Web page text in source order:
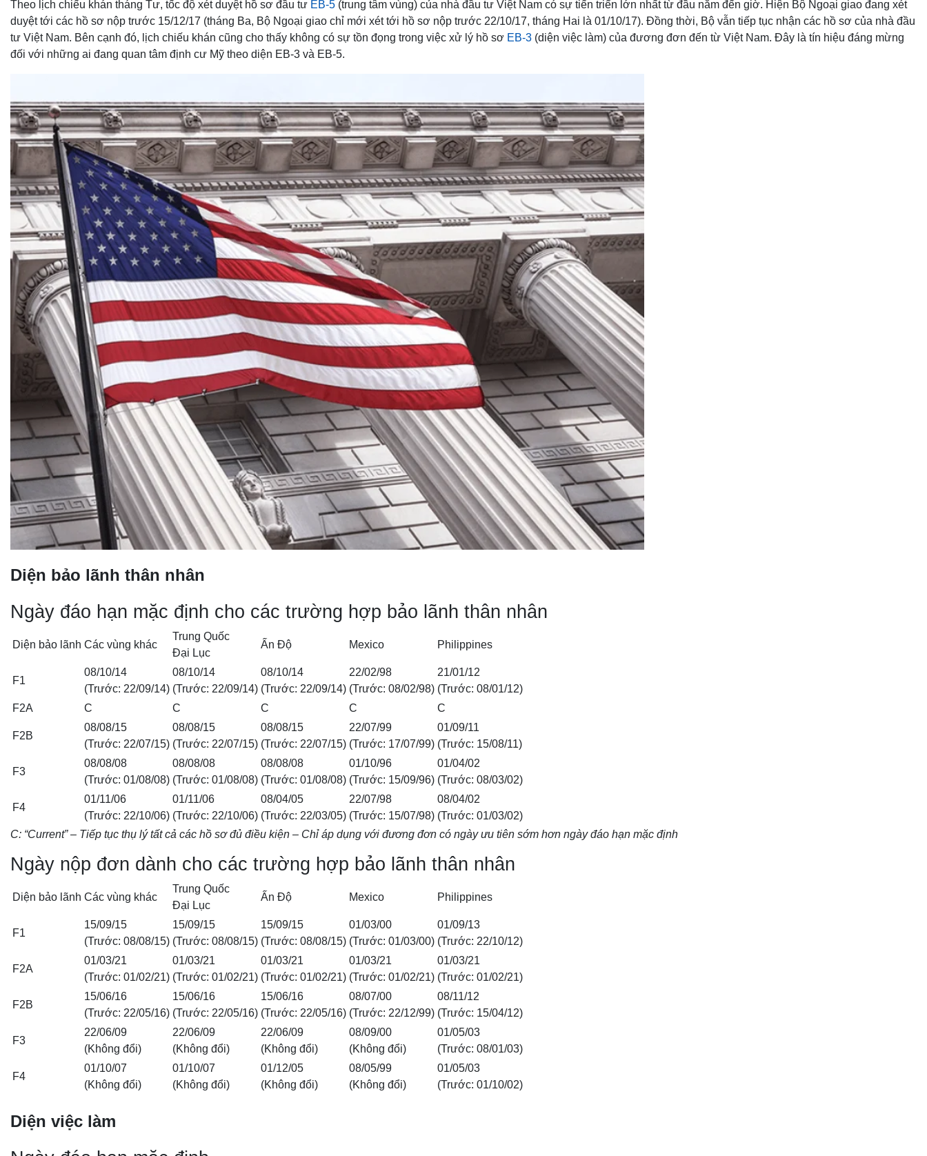
Theo lịch chiếu khán tháng Tư, tốc độ xét duyệt hồ sơ đầu tư EB-5 (trung tâm vùng) của nhà đầu tư Việt Nam có sự tiến triển lớn nhất từ đầu năm đến giờ. Hiện Bộ Ngoại giao đang xét
duyệt tới các hồ sơ nộp trước 15/12/17 (tháng Ba, Bộ Ngoại giao chỉ mới xét tới hồ sơ nộp trước 22/10/17, tháng Hai là 01/10/17). Đồng thời, Bộ vẫn tiếp tục nhận các hồ sơ của nhà đầu
tư Việt Nam. Bên cạnh đó, lịch chiếu khán cũng cho thấy không có sự tồn đọng trong việc xử lý hồ sơ EB-3 (diện việc làm) của đương đơn đến từ Việt Nam. Đây là tín hiệu đáng mừng
đối với những ai đang quan tâm định cư Mỹ theo diện EB-3 và EB-5.
Diện bảo lãnh thân nhân
Ngày đáo hạn mặc định cho các trường hợp bảo lãnh thân nhân
Diện bảo lãnh Các vùng khác
Trung Quốc
Đại Lục
Ấn Độ Mexico Philippines
F1
08/10/14
(Trước: 22/09/14)
08/10/14
(Trước: 22/09/14)
08/10/14
(Trước: 22/09/14)
22/02/98
(Trước: 08/02/98)
21/01/12
(Trước: 08/01/12)
F2A
C C C C C
F2B
08/08/15
(Trước: 22/07/15)
08/08/15
(Trước: 22/07/15)
08/08/15
(Trước: 22/07/15)
22/07/99
(Trước: 17/07/99)
01/09/11
(Trước: 15/08/11)
F3
08/08/08
(Trước: 01/08/08)
08/08/08
(Trước: 01/08/08)
08/08/08
(Trước: 01/08/08)
01/10/96
(Trước: 15/09/96)
01/04/02
(Trước: 08/03/02)
F4
01/11/06
(Trước: 22/10/06)
01/11/06
(Trước: 22/10/06)
08/04/05
(Trước: 22/03/05)
22/07/98
(Trước: 15/07/98)
08/04/02
(Trước: 01/03/02)
C: “Current” – Tiếp tục thụ lý tất cả các hồ sơ đủ điều kiện – Chỉ áp dụng với đương đơn có ngày ưu tiên sớm hơn ngày đáo hạn mặc định
Ngày nộp đơn dành cho các trường hợp bảo lãnh thân nhân
Diện bảo lãnh Các vùng khác
Trung Quốc
Đại Lục
Ấn Độ Mexico Philippines
F1
15/09/15
(Trước: 08/08/15)
15/09/15
(Trước: 08/08/15)
15/09/15
(Trước: 08/08/15)
01/03/00
(Trước: 01/03/00)
01/09/13
(Trước: 22/10/12)
F2A
01/03/21
(Trước: 01/02/21)
01/03/21
(Trước: 01/02/21)
01/03/21
(Trước: 01/02/21)
01/03/21
(Trước: 01/02/21)
01/03/21
(Trước: 01/02/21)
F2B
15/06/16
(Trước: 22/05/16)
15/06/16
(Trước: 22/05/16)
15/06/16
(Trước: 22/05/16)
08/07/00
(Trước: 22/12/99)
08/11/12
(Trước: 15/04/12)
F3
22/06/09
(Không đổi)
22/06/09
(Không đổi)
22/06/09
(Không đổi)
08/09/00
(Không đổi)
01/05/03
(Trước: 08/01/03)
F4
01/10/07
(Không đổi)
01/10/07
(Không đổi)
01/12/05
(Không đổi)
08/05/99
(Không đổi)
01/05/03
(Trước: 01/10/02)
Diện việc làm